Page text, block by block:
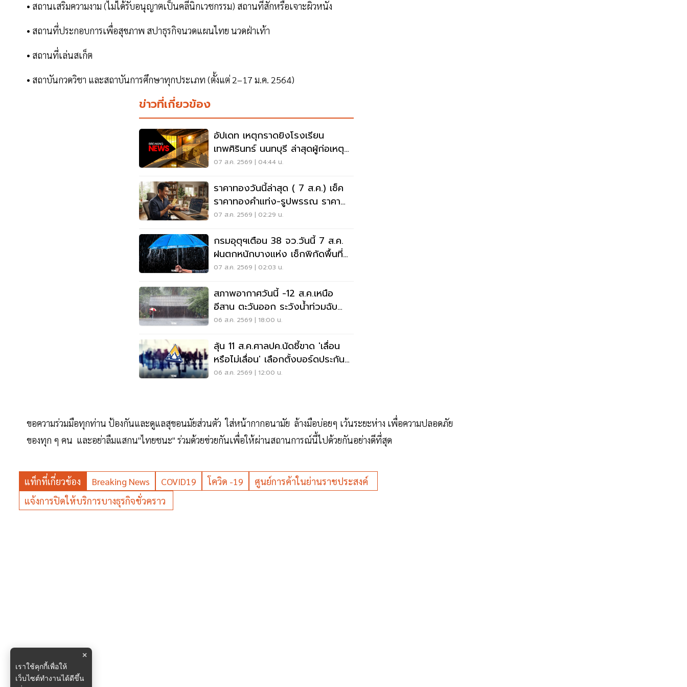
• สถานเสริมความงาม (ไม่ได้รับอนุญาตเป็นคลีนิกเวชกรรม) สถานที่สักหรือเจาะผิวหนัง
• สถานที่ประกอบการเพื่อสุขภาพ สปาธุรกิจนวดแผนไทย นวดฝ่าเท้า
• สถานที่เล่นสเก็ต
• สถาบันกวดวิชา และสถาบันการศึกษาทุกประเภท (ตั้งแต่ 2–17 ม.ค. 2564)
ข่าวที่เกี่ยวข้อง
อัปเดท เหตุกราดยิงโรงเรียน
เทพศิรินทร์ นนทบุรี ล่าสุดผู้ก่อเหตุ
เสียชีวิตแล้ว
07 ส.ค. 2569 | 04:44 น.
ราคาทองวันนี้ล่าสุด ( 7 ส.ค.) เช็ค
ราคาทองคำแท่ง-รูปพรรณ ราคา
ขาย - รับซื้อ กี่บาท
07 ส.ค. 2569 | 02:29 น.
กรมอุตุฯเตือน 38 จว.วันนี้ 7 ส.ค.
ฝนตกหนักบางแห่ง เช็กพิกัดพื้นที่
เสี่ยงด่วน
07 ส.ค. 2569 | 02:03 น.
สภาพอากาศวันนี้ -12 ส.ค.เหนือ
อีสาน ตะวันออก ระวังน้ำท่วมฉับ
พลัน น้ำป่าไหลหลาก
06 ส.ค. 2569 | 18:00 น.
ลุ้น 11 ส.ค.ศาลปค.นัดชี้ขาด 'เลื่อน
หรือไม่เลื่อน' เลือกตั้งบอร์ดประกัน
สังคม
06 ส.ค. 2569 | 12:00 น.
ขอความร่วมมือทุกท่าน ป้องกันและดูแลสุขอนมัยส่วนตัว ใส่หน้ากากอนามัย ล้างมือบ่อยๆ เว้นระยะห่าง เพื่อความปลอดภัย
ของทุก ๆ คน และอย่าลืมแสกน"ไทยชนะ" ร่วมด้วยข่วยกันเพื่อให้ผ่านสถานการณ์นี้ไปด้วยกันอย่างดีที่สุด
แท็กที่เกี่ยวข้อง Breaking News COVID19 โควิด -19
ศูนย์การค้าในย่านราชประสงค์
แจ้งการปิดให้บริการบางธุรกิจชั่วคราว
×
เราใช้คุกกี้เพื่อให้
เว็บไซต์ทำงานได้ดีขึ้น